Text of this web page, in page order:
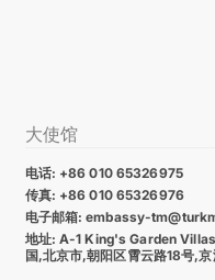
大使馆
电话: +86 010 65326975
传真: +86 010 65326976
电子邮箱: embassy-
地址: A-1 King's Garden
国,北京市,朝阳区霄云路18号,